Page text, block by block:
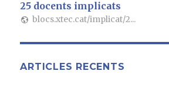
25 docents implicats
blocs.xtec.cat/implicat/2...
ARTICLES RECENTS